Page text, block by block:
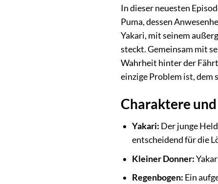
In dieser neuesten
Puma, dessen
Yakari, mit seinem
steckt. Gemeinsam mit
Wahrheit hinter der
einzige Problem ist, dem
Charaktere
Yakari: Der junge
entscheidend für die
Kleiner Donner:
Regenbogen: Ein